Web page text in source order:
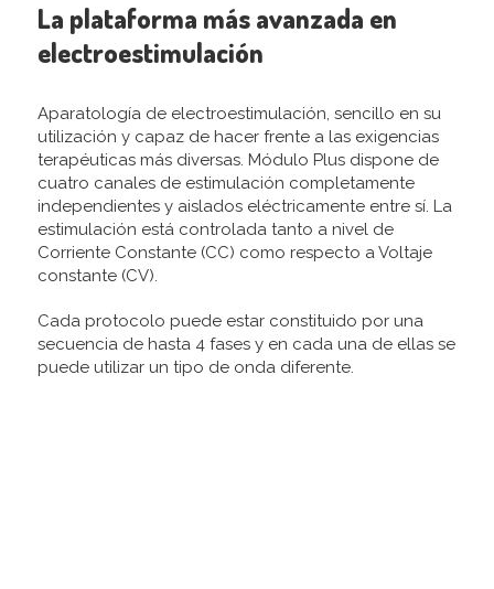
La plataforma más avanzada en
electroestimulación
Aparatología de electroestimulación, sencillo en su
utilización y capaz de hacer frente a las exigencias
terapéuticas más diversas. Módulo Plus dispone de
cuatro canales de estimulación completamente
independientes y aislados eléctricamente entre sí. La
estimulación está controlada tanto a nivel de
Corriente Constante (CC) como respecto a Voltaje
constante (CV).
Cada protocolo puede estar constituido por una
secuencia de hasta 4 fases y en cada una de ellas se
puede utilizar un tipo de onda diferente.